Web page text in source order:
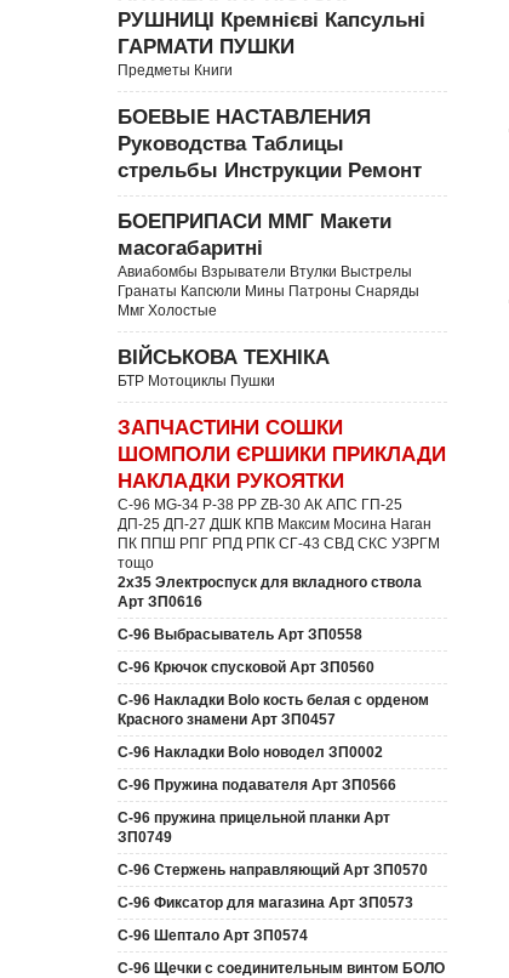
РУШНИЦІ Кремнієві Капсульні
ГАРМАТИ ПУШКИ
Предметы Книги
БОЕВЫЕ НАСТАВЛЕНИЯ
Руководства Таблицы
стрельбы Инструкции Ремонт
БОЕПРИПАСИ ММГ Макети
масогабаритні
Авиабомбы Взрыватели Втулки Выстрелы
Гранаты Капсюли Мины Патроны Снаряды
Ммг Холостые
ВІЙСЬКОВА ТЕХНІКА
БТР Мотоциклы Пушки
ЗАПЧАСТИНИ СОШКИ
ШОМПОЛИ ЄРШИКИ ПРИКЛАДИ
НАКЛАДКИ РУКОЯТКИ
C-96 MG-34 P-38 PP ZB-30 АК АПС ГП-25
ДП-25 ДП-27 ДШК КПВ Максим Мосина Наган
ПК ППШ РПГ РПД РПК СГ-43 СВД CКС УЗРГМ
тощо
2х35 Электроспуск для вкладного ствола
Арт ЗП0616
C-96 Выбрасыватель Арт ЗП0558
C-96 Крючок спусковой Арт ЗП0560
C-96 Накладки Bolo кость белая с орденом
Красного знамени Арт ЗП0457
C-96 Накладки Bolo новодел ЗП0002
C-96 Пружина подавателя Арт ЗП0566
C-96 пружина прицельной планки Арт
ЗП0749
C-96 Стержень направляющий Арт ЗП0570
C-96 Фиксатор для магазина Арт ЗП0573
C-96 Шептало Арт ЗП0574
C-96 Щечки с соединительным винтом БОЛО